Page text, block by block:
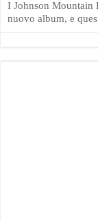
I Johnson Mountain
nuovo album, e